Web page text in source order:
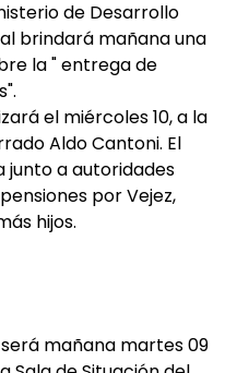
de Desarrollo
brindará mañana una
la " entrega de
el miércoles 10, a la
Aldo Cantoni. El
junto a autoridades
por Vejez,
hijos.
mañana martes 09